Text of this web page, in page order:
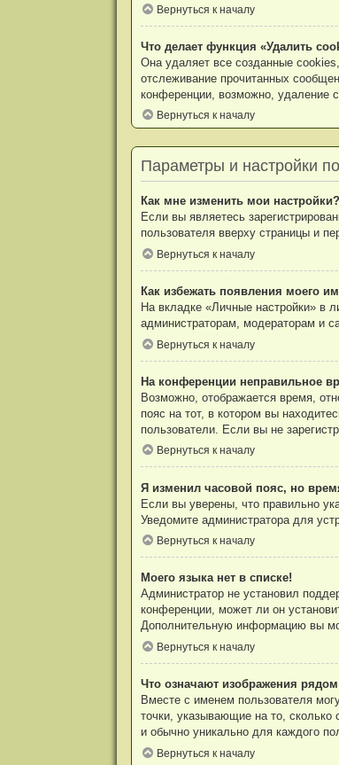
Вернуться к началу
Что делает функция «Удалить
Она удаляет все созданные
отслеживание прочитанных
конференции, возможно, удаление
Вернуться к началу
Параметры и настройки
Как мне изменить мои настройки?
Если вы являетесь
пользователя вверху страницы и
Вернуться к началу
Как избежать появления моего
На вкладке «Личные настройки» в
администраторам, модераторам и
Вернуться к началу
На конференции неправильное
Возможно, отображается время,
пояс на тот, в котором вы
пользователи. Если вы не
Вернуться к началу
Я изменил часовой пояс, но
Если вы уверены, что правильно
Уведомите администратора для
Вернуться к началу
Моего языка нет в списке!
Администратор не установил
конференции, может ли он
Дополнительную информацию вы
Вернуться к началу
Что означают изображения
Вместе с именем пользователя
точки, указывающие на то, сколько
и обычно уникально для каждого
Вернуться к началу